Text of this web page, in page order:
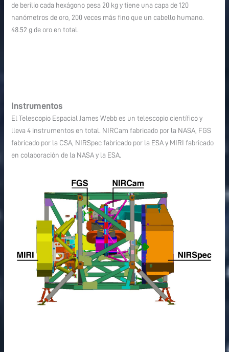
de berilio cada hexágono pesa 20 kg y tiene una capa de 120
nanómetros de oro, 200 veces más fino que un cabello humano.
48.52 g de oro en total.
Instrumentos
El Telescopio Espacial James Webb es un telescopio científico y
lleva 4 instrumentos en total. NIRCam fabricado por la NASA, FGS
fabricado por la CSA, NIRSpec fabricado por la ESA y MIRI fabricado
en colaboración de la NASA y la ESA.